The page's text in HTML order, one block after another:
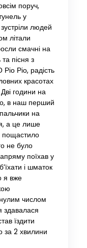
поруч,
у
людей
літали
смачні на
пісня з
Ріо Ріо, радість
красотах
години на
в наш перший
на
а це лише
пощастило
не було
поїхав у
і шматок
я вже
числом
здавалася
їздити
за 2 хвилини